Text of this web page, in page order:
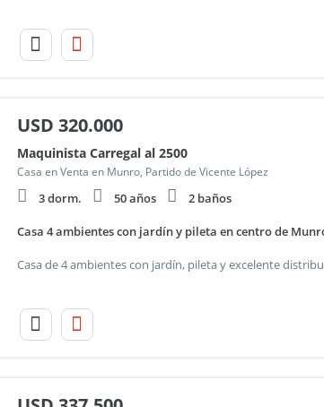
USD 320.000
Maquinista Carregal al 2500
Casa en Venta en Munro, Partido de Vicente López
3 dorm. 50 años 2 baños
Casa 4 ambientes con jardín y pileta en centro de